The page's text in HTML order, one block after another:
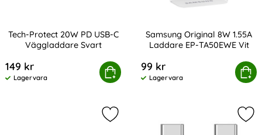
Tech-Protect 20W PD USB-C
Väggladdare Svart
149 kr
Tillgänglighet:
Lagervara
Köp
Tech-Protect 20W PD USB-C Väggladdare Svart
Samsung Original 8W 1.55A
Laddare EP-TA50EWE Vit
99 kr
Tillgänglighet:
Lagervara
Köp
Samsung Original 8W 1.55A
Markera mcdodo 1.2m 3in1 USB-C